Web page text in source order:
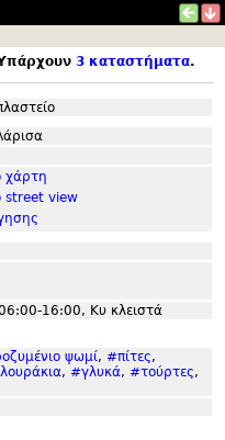
3 καταστήματα.
χάρτη
street view
16:00, Κυ κλειστά
ψωμί, #πίτες,
, #γλυκά, #τούρτες,